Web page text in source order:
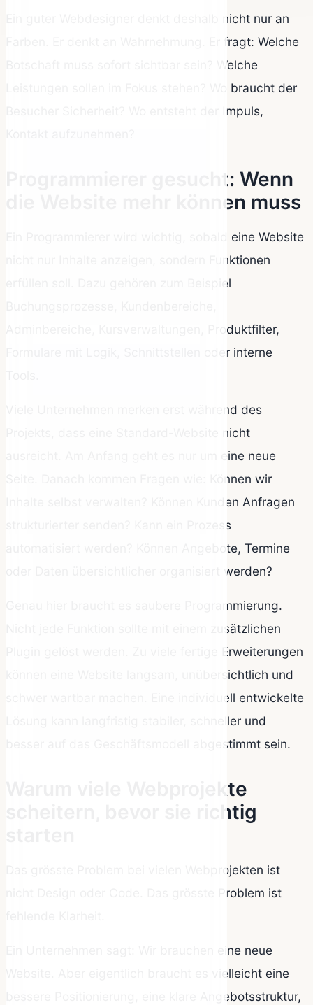
Ein guter Webdesigner denkt deshalb nicht nur an
Farben. Er denkt an Wahrnehmung. Er fragt: Welche
Botschaft muss sofort sichtbar sein? Welche
Leistungen sollen im Fokus stehen? Wo braucht der
Besucher Sicherheit? Wo entsteht der Impuls,
Programmierer gesucht: Wenn
die Website mehr können muss
Ein Programmierer wird wichtig, sobald eine Website
nicht nur Inhalte anzeigen, sondern Funktionen
erfüllen soll. Dazu gehören zum Beispiel
Adminbereiche, Kursverwaltungen, Produktfilter,
Formulare mit Logik, Schnittstellen oder interne
Viele Unternehmen merken erst während des
Projekts, dass eine Standard-Website nicht
ausreicht. Am Anfang geht es nur um eine neue
Seite. Danach kommen Fragen wie: Können wir
Inhalte selbst verwalten? Können Kunden Anfragen
strukturierter senden? Kann ein Prozess
automatisiert werden? Können Angebote, Termine
oder Daten übersichtlicher organisiert werden?
Genau hier braucht es saubere Programmierung.
Nicht jede Funktion sollte mit einem zusätzlichen
Plugin gelöst werden. Zu viele fertige Erweiterungen
können eine Website langsam, unübersichtlich und
schwer wartbar machen. Eine individuell entwickelte
Lösung kann langfristig stabiler, schneller und
besser auf das Geschäftsmodell abgestimmt sein.
Warum viele Webprojekte
scheitern, bevor sie richtig
Das grösste Problem bei vielen Webprojekten ist
nicht Design oder Code. Das grösste Problem ist
Ein Unternehmen sagt: Wir brauchen eine neue
Website. Aber eigentlich braucht es vielleicht eine
bessere Positionierung, eine klare Angebotsstruktur,